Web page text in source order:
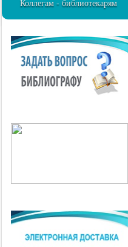
Коллегам - библиотекарям